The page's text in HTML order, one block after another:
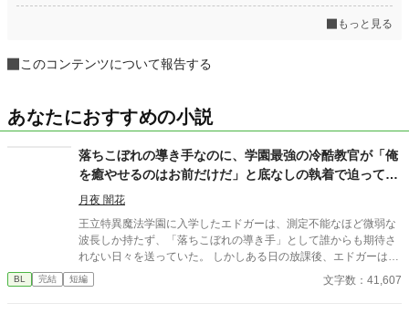
もっと見る
このコンテンツについて報告する
あなたにおすすめの小説
落ちこぼれの導き手なのに、学園最強の冷酷教官が「俺
を癒やせるのはお前だけだ」と底なしの執着で迫ってき
ます
月夜 闇花
王立特異魔法学園に入学したエドガーは、測定不能なほど微弱な
波長しか持たず、「落ちこぼれの導き手」として誰からも期待さ
れない日々を送っていた。 しかしある日の放課後、エドガーは学
園で最も恐れられる最強の戦闘魔術教官、レオン・ヴァレンタイ
ンの秘密を知ってしまう。 強大すぎる魔力ゆえに、五感が暴走す
BL 完結 短編 文字数：41,607